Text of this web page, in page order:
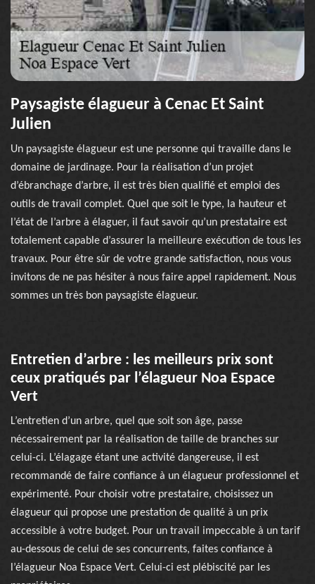
Paysagiste élagueur à Cenac Et Saint
Julien
Un paysagiste élagueur est une personne qui travaille dans le
domaine de jardinage. Pour la réalisation d’un projet
d’ébranchage d’arbre, il est très bien qualifié et emploi des
outils de travail complet. Quel que soit le type, la hauteur et
l’état de l’arbre à élaguer, il faut savoir qu’un prestataire est
totalement capable d’assurer la meilleure exécution de tous les
travaux. Pour être sûr de votre grande satisfaction, nous vous
invitons de ne pas hésiter à nous faire appel rapidement. Nous
sommes un très bon paysagiste élagueur.
Entretien d’arbre : les meilleurs prix sont
ceux pratiqués par l’élagueur Noa Espace
Vert
L’entretien d’un arbre, quel que soit son âge, passe
nécessairement par la réalisation de taille de branches sur
celui-ci. L’élagage étant une activité dangereuse, il est
recommandé de faire confiance à un élagueur professionnel et
expérimenté. Pour choisir votre prestataire, choisissez un
élagueur qui propose une prestation de qualité à un prix
accessible à votre budget. Pour un travail impeccable à un tarif
au-dessous de celui de ses concurrents, faites confiance à
l’élagueur Noa Espace Vert. Celui-ci est plébiscité par les